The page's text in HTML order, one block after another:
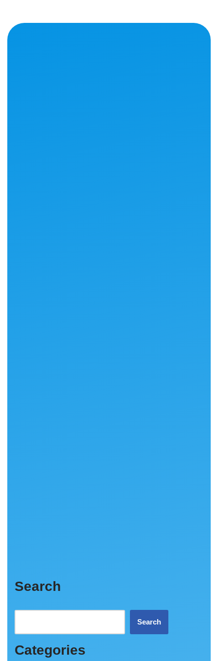
Search
Search
Categories